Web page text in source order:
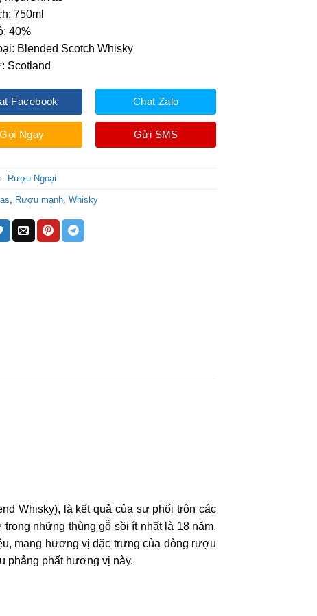
750ml
40%
Blended Scotch Whisky
Scotland
Facebook
Gọi Ngay
Chat Zalo
Gửi SMS
Rượu Ngoại
, Rượu mạnh,Whisky
Whisky), là kết quả của sự phối trôn các
những thùng gỗ sồi ít nhất là 18 năm.
mang hương vị đặc trưng của dòng rượu
phảng phất hương vị này.